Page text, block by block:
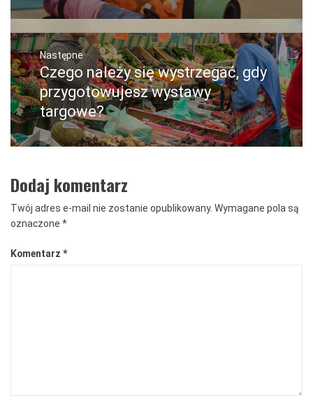
Następne
Następny
post:
Czego należy się wystrzegać, gdy
przygotowujesz wystawy
targowe?
Dodaj komentarz
Twój adres e-mail nie zostanie opublikowany. Wymagane pola są
oznaczone *
Komentarz *